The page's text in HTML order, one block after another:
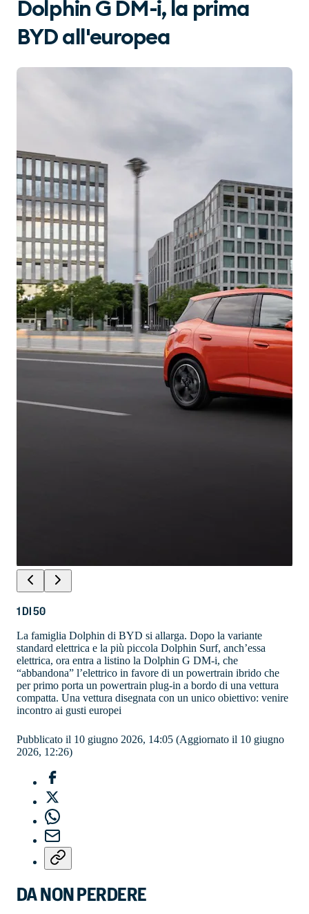
Dolphin G DM-i, la prima
BYD all'europea
1DI50
La famiglia Dolphin di BYD si allarga. Dopo la variante
standard elettrica e la più piccola Dolphin Surf, anch’essa
elettrica, ora entra a listino la Dolphin G DM-i, che
“abbandona” l’elettrico in favore di un powertrain ibrido che
per primo porta un powertrain plug-in a bordo di una vettura
compatta. Una vettura disegnata con un unico obiettivo: venire
incontro ai gusti europei
Pubblicato il 10 giugno 2026, 14:05 (Aggiornato il 10 giugno
2026, 12:26)
DA NON PERDERE